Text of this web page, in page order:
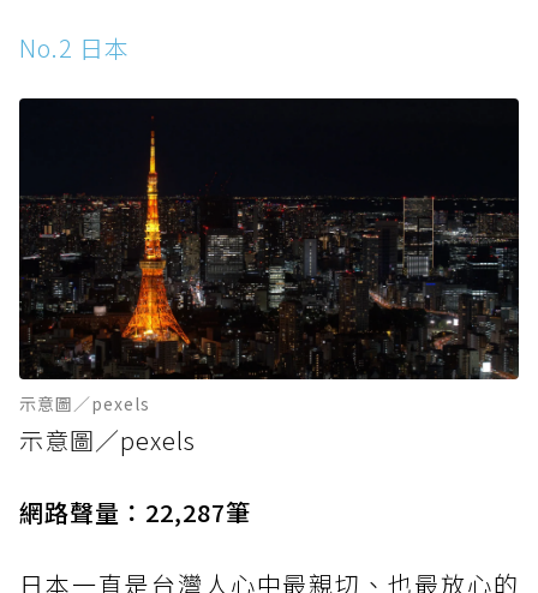
No.2 日本
示意圖／pexels
示意圖／pexels
網路聲量：22,287筆
日本一直是台灣人心中最親切、也最放心的